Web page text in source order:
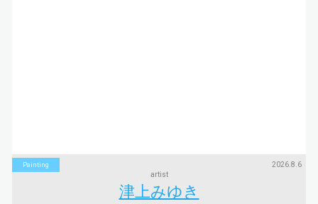
Painting
2026.8.6
artist
津上みゆき